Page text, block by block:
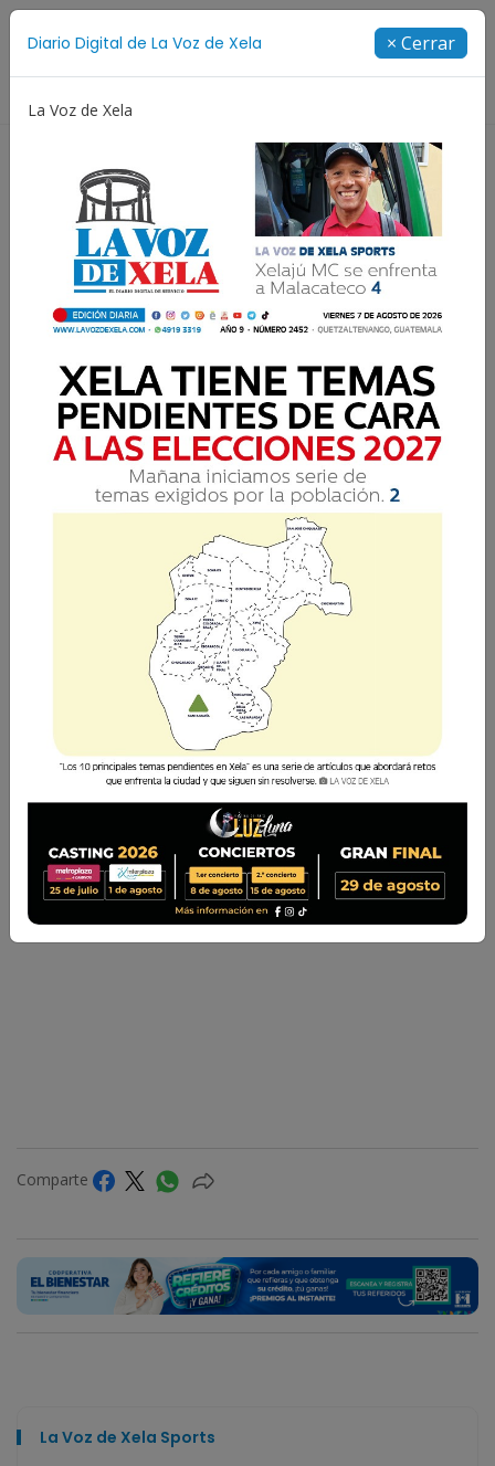
Diario Digital de La Voz de Xela × Cerrar
La Voz de Xela
Declaratoria de
Quetzaltenango como
Ciudad del Conocimiento
Las diez universidades que florecen en
Quetzaltenango han unido sus firmas para
declarar con ímpetu a esta ciudad como Ciudad
del Conocimiento, justo cuando conmemora 500
años de fundación.
La Voz de Xela 9 Agosto 2026 04:56
Comparte
Comparte
La Voz de Xela Sports